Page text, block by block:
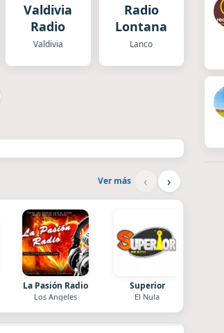
Valdivia
Radio
Valdivia
Radio
Lontana
Lanco
Ver más ‹ ›
La Pasión Radio
Los Angeles
Superior
El Nula